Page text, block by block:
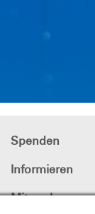
Spenden
Informieren
Mitmachen